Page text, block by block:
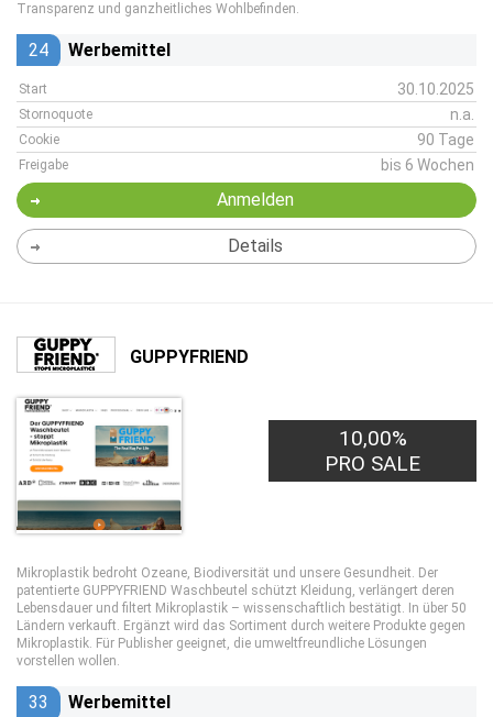
Transparenz und ganzheitliches Wohlbefinden.
24 Werbemittel
Start 30.10.2025
Stornoquote n.a.
Cookie 90 Tage
Freigabe bis 6 Wochen
Anmelden
Details
GUPPYFRIEND
10,00%
PRO SALE
Mikroplastik bedroht Ozeane, Biodiversität und unsere Gesundheit. Der
patentierte GUPPYFRIEND Waschbeutel schützt Kleidung, verlängert deren
Lebensdauer und filtert Mikroplastik – wissenschaftlich bestätigt. In über 50
Ländern verkauft. Ergänzt wird das Sortiment durch weitere Produkte gegen
Mikroplastik. Für Publisher geeignet, die umweltfreundliche Lösungen
vorstellen wollen.
33 Werbemittel